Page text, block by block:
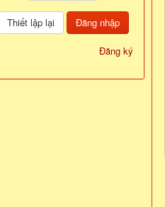
Đăng nhập
Đăng ký